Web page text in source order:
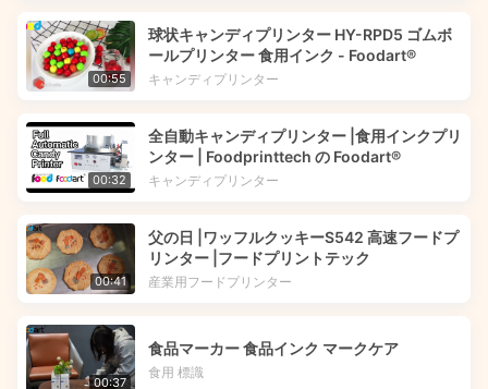
00:55
球状キャンディプリンター HY-RPD5 ゴムボ
ールプリンター 食用インク - Foodart®
キャンディプリンター
00:32
全自動キャンディプリンター |食用インクプリ
ンター | Foodprinttech の Foodart®
キャンディプリンター
00:41
父の日 |ワッフルクッキーS542 高速フードプ
リンター |フードプリントテック
産業用フードプリンター
00:37
食品マーカー 食品インク マークケア
食用 標識